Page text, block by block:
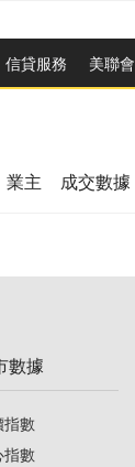
信貸服務 美聯會
業主 成交數據
數據
指數
指數